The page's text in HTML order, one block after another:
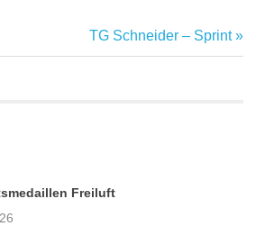
Nächster
Beitrag:
TG Schneider – Sprint
Freiluft